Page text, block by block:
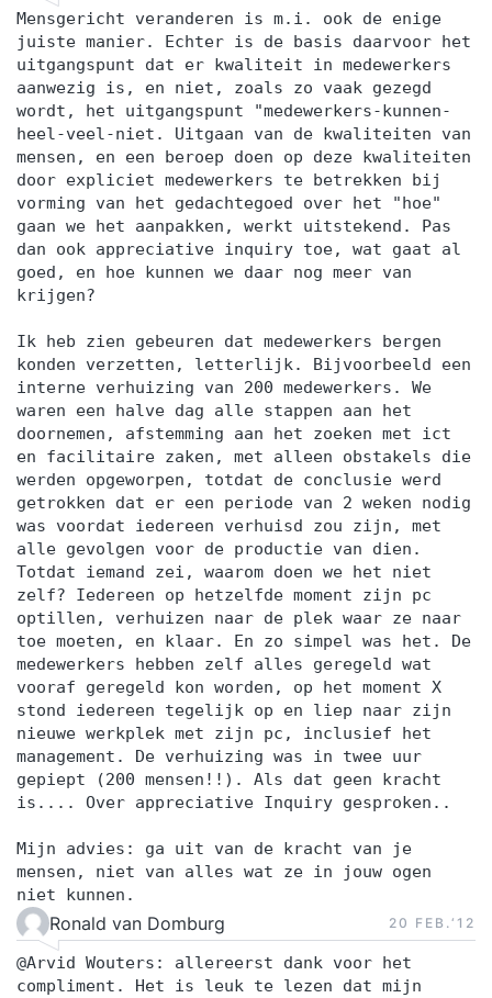
Mensgericht veranderen is m.i. ook de enige
juiste manier. Echter is de basis daarvoor het
uitgangspunt dat er kwaliteit in medewerkers
aanwezig is, en niet, zoals zo vaak gezegd
wordt, het uitgangspunt "medewerkers-kunnen-
heel-veel-niet. Uitgaan van de kwaliteiten van
mensen, en een beroep doen op deze kwaliteiten
door expliciet medewerkers te betrekken bij
vorming van het gedachtegoed over het "hoe"
gaan we het aanpakken, werkt uitstekend. Pas
dan ook appreciative inquiry toe, wat gaat al
goed, en hoe kunnen we daar nog meer van
krijgen?
Ik heb zien gebeuren dat medewerkers bergen
konden verzetten, letterlijk. Bijvoorbeeld een
interne verhuizing van 200 medewerkers. We
waren een halve dag alle stappen aan het
doornemen, afstemming aan het zoeken met ict
en facilitaire zaken, met alleen obstakels die
werden opgeworpen, totdat de conclusie werd
getrokken dat er een periode van 2 weken nodig
was voordat iedereen verhuisd zou zijn, met
alle gevolgen voor de productie van dien.
Totdat iemand zei, waarom doen we het niet
zelf? Iedereen op hetzelfde moment zijn pc
optillen, verhuizen naar de plek waar ze naar
toe moeten, en klaar. En zo simpel was het. De
medewerkers hebben zelf alles geregeld wat
vooraf geregeld kon worden, op het moment X
stond iedereen tegelijk op en liep naar zijn
nieuwe werkplek met zijn pc, inclusief het
management. De verhuizing was in twee uur
gepiept (200 mensen!!). Als dat geen kracht
is.... Over appreciative Inquiry gesproken..
Mijn advies: ga uit van de kracht van je
mensen, niet van alles wat ze in jouw ogen
niet kunnen.
Ronald van Domburg 20 FEB.‘12
@Arvid Wouters: allereerst dank voor het
compliment. Het is leuk te lezen dat mijn